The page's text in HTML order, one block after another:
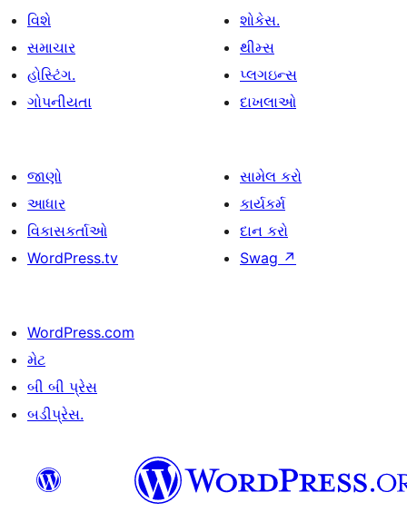
વિશે
સમાચાર
હોસ્ટિંગ.
ગોપનીયતા
શોકેસ.
થીમ્સ
પ્લગઇન્સ
દાખલાઓ
જાણો
આધાર
વિકાસકર્તાઓ
WordPress.tv
સામેલ કરો
કાર્યકર્મ
દાન કરો
Swag ↗
WordPress.com
મેટ
બી બી પ્રેસ
બડીપ્રેસ.